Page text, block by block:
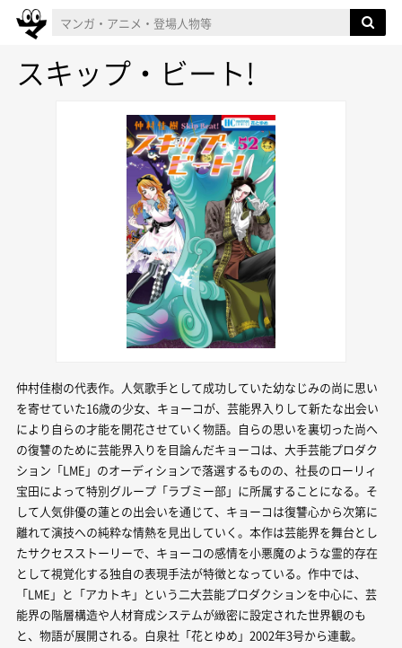
スキップ・ビート!
仲村佳樹の代表作。人気歌手として成功していた幼なじみの尚に思い
を寄せていた16歳の少女、キョーコが、芸能界入りして新たな出会い
により自らの才能を開花させていく物語。自らの思いを裏切った尚へ
の復讐のために芸能界入りを目論んだキョーコは、大手芸能プロダク
ション「LME」のオーディションで落選するものの、社長のローリィ
宝田によって特別グループ「ラブミー部」に所属することになる。そ
して人気俳優の蓮との出会いを通じて、キョーコは復讐心から次第に
離れて演技への純粋な情熱を見出していく。本作は芸能界を舞台とし
たサクセスストーリーで、キョーコの感情を小悪魔のような霊的存在
として視覚化する独自の表現手法が特徴となっている。作中では、
「LME」と「アカトキ」という二大芸能プロダクションを中心に、芸
能界の階層構造や人材育成システムが緻密に設定された世界観のも
と、物語が展開される。白泉社「花とゆめ」2002年3号から連載。